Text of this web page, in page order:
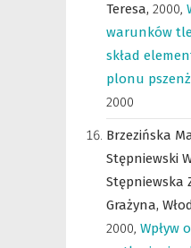
Teresa, 2000,
warunków
skład
plonu
2000
Brzezińska
Stępniewski
Stępniewska
Grażyna,
2000, Wpływ